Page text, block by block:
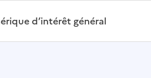
général- Retour à la
d’intérêt général